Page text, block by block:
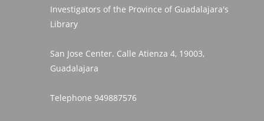
Investigators of the Province of Guadalajara's
Library
San Jose Center. Calle Atienza 4, 19003,
Guadalajara
Telephone 949887576